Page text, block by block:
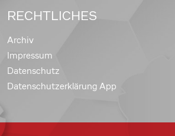
RECHTLICHES
Archiv
Impressum
Datenschutz
Datenschutzerklärung App